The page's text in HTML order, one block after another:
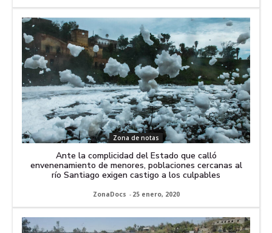
Zona de notas
Ante la complicidad del Estado que calló
envenenamiento de menores, poblaciones cercanas al
río Santiago exigen castigo a los culpables
ZonaDocs - 25 enero, 2020